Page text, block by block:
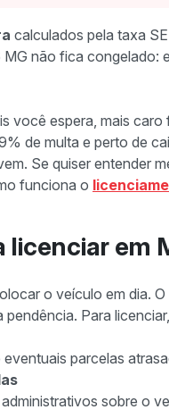
calculados pela taxa
não fica congelado:
você espera, mais
de multa e perto de
Se quiser entender
funciona o
licenciar em
o veículo em dia.
Para
eventuais parcelas
sobre o